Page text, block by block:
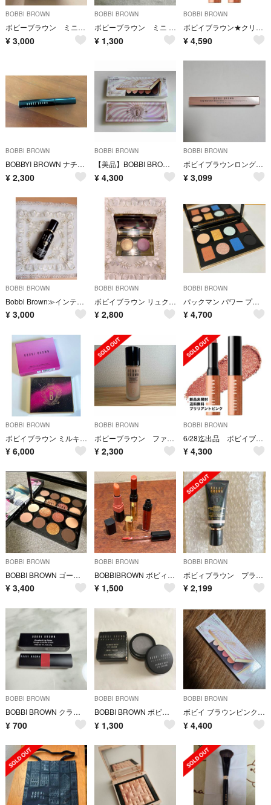
BOBBI BROWN
ボビーブラウン ミニハイライティング パウダー 01 ピンクグロウ ハイライト
¥ 3,000
BOBBI BROWN
ボビーブラウン ミニ インテンシブ セラムラディアンスプライマーベージュ15mL
¥ 1,300
BOBBI BROWN
ボビイブラウン★クリスタルアイシャドウスティック 03 ブリリアントピンク
¥ 4,590
BOBBI BROWN
BOBBYI BROWN ナチュラルブローシェイパー（眉マスカラ）05
¥ 2,300
BOBBI BROWN
【美品】BOBBI BROWNボビイブラウンピンクミラージュアイシャドウパレット
¥ 4,300
BOBBI BROWN
ボビイブラウンロングウェアクリームシャドウスティック インカンデスント
¥ 3,099
BOBBI BROWN
Bobbi Brown≫インテンシブ スキン セラム ファンデーション
¥ 3,000
BOBBI BROWN
ボビイブラウン リュクス アイシャドウ デュオ
¥ 2,800
BOBBI BROWN
パックマン パワー プレイ アイ パレット
¥ 4,700
BOBBI BROWN
ボビイブラウン ミルキーウェイ リュクスアイシャドウ クォード
¥ 6,000
BOBBI BROWN
ボビーブラウン ファンデーション
¥ 2,300
BOBBI BROWN
6/28迄出品 ボビイブラウン クリスタルアイシャドウスティック
¥ 4,300
BOBBI BROWN
BOBBI BROWN ゴールデンスリッパーアイシャドウパレット
¥ 3,400
BOBBI BROWN
BOBBIBROWN ボビィブラウン リップスティック グロス 口紅3本set
¥ 1,500
BOBBI BROWN
ボビィブラウン プライマー
¥ 2,199
BOBBI BROWN
BOBBI BROWN クラッシュドリップカラー 01 ベイブ
¥ 700
BOBBI BROWN
BOBBI BROWN ボビイ ブラウン シマー ウォッシュ アイシャドウ 12
¥ 1,300
BOBBI BROWN
ボビイ ブラウンピンク ミラージュ アイシャドウ
¥ 4,400